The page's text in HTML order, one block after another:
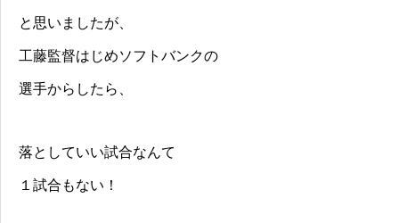
と思いましたが、
工藤監督はじめソフトバンクの
選手からしたら、
落としていい試合なんて
１試合もない！